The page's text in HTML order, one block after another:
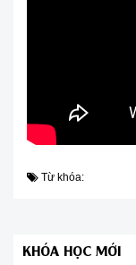
Từ khóa:
KHÓA HỌC MỚI